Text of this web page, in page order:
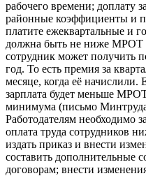
рабочего времени; доплату
районные коэффициенты и
платите ежеквартальные и
должна быть не ниже МРОТ
сотрудник может получить
год. То есть премия за
месяце, когда её
зарплата будет меньше
минимума (письмо
Работодателям необходимо
оплата труда сотрудников
издать приказ и внести
составить дополнительные
договорам; внести